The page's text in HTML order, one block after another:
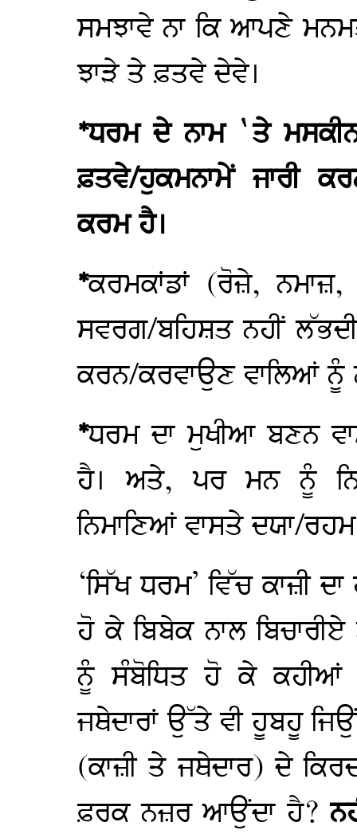
ਸਮਝਾਵੇ ਨਾ ਕਿ ਆਪਣੇ
ਝਾੜੇ ਤੇ ਫ਼ਤਵੇ ਦੇਵੇ।
*ਧਰਮ ਦੇ ਨਾਮ `ਤੇ
ਫ਼ਤਵੇ/ਹੁਕਮਨਾਮੇਂ ਜਾਰੀ
ਕਰਮ ਹੈ।
*ਕਰਮਕਾਂਡਾਂ (ਰੋਜ਼ੇ,
ਸਵਰਗ/ਬਹਿਸ਼ਤ ਨਹੀਂ
ਕਰਨ/ਕਰਵਾਉਣ ਵਾਲਿਆਂ ਨੂੰ
*ਧਰਮ ਦਾ ਮੁਖੀਆ ਬਣਨ
ਹੈ। ਅਤੇ, ਪਰ ਮਨ ਨੂੰ
ਨਿਮਾਣਿਆਂ ਵਾਸਤੇ ਦਯਾ/
‘ਸਿੱਖ ਧਰਮ’ ਵਿੱਚ ਕਾਜ਼ੀ
ਹੋ ਕੇ ਬਿਬੇਕ ਨਾਲ
ਨੂੰ ਸੰਬੋਧਿਤ ਹੋ ਕੇ ਕਹੀਆਂ
ਜਥੇਦਾਰਾਂ ਉੱਤੇ ਵੀ ਹੂਬਹੂ
(ਕਾਜ਼ੀ ਤੇ ਜਥੇਦਾਰ) ਦੇ
ਫ਼ਰਕ ਨਜ਼ਰ ਆਉਂਦਾ ਹੈ?